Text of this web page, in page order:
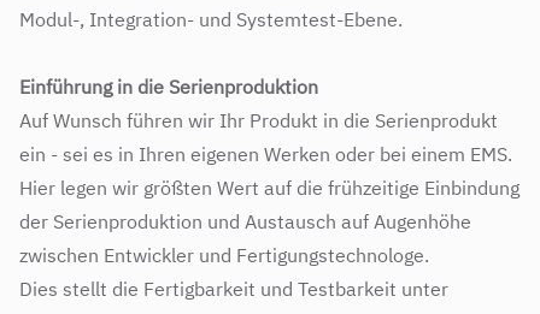
Modul-, Integration- und Systemtest-Ebene.
Einführung in die Serienproduktion
Auf Wunsch führen wir Ihr Produkt in die Serienprodukt
ein - sei es in Ihren eigenen Werken oder bei einem EMS.
Hier legen wir größten Wert auf die frühzeitige Einbindung
der Serienproduktion und Austausch auf Augenhöhe
zwischen Entwickler und Fertigungstechnologe.
Dies stellt die Fertigbarkeit und Testbarkeit unter